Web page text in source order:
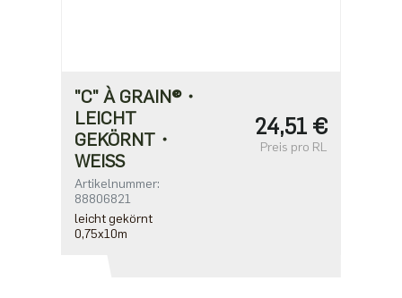
"C" À GRAIN®・
LEICHT
GEKÖRNT・
WEISS
Artikelnummer:
88806821
leicht gekörnt
0,75x10m
24,51 €
Preis pro RL